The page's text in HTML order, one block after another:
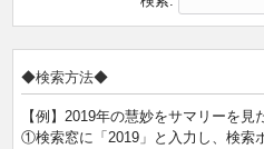
◆検索方法◆
【例】2019年の慧妙をサマリーを見
①検索窓に「2019」と入力し、検索